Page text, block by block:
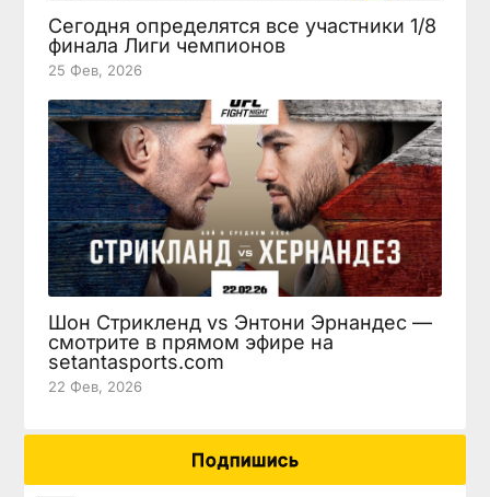
Сегодня определятся все участники 1/8
финала Лиги чемпионов
25 Фев, 2026
Шон Стрикленд vs Энтони Эрнандес —
смотрите в прямом эфире на
setantasports.com
22 Фев, 2026
Подпишись